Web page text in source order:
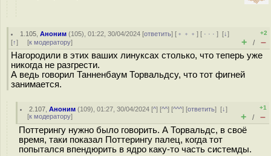
1.105 ,Аноним (105), 01:22, 30/04/2024 [ответить] [ ﹢﹢﹢] [ · · ·][↓]
[↑] [к модератору]
+2
+ / –
Нагородили в этих ваших линуксах столько, что теперь уже
никогда не разгрести.
А ведь говорил Танненбаум Торвальдсу, что тот фигней
занимается.
2.107 ,Аноним (109), 01:27, 30/04/2024 [^] [^^] [^^^] [ответить][↓]
[к модератору]
+1
+ / –
Поттерингу нужно было говорить. А Торвальдс, в своё
время, таки показал Поттерингу палец, когда тот
попытался впендюрить в ядро каку-то часть системды.